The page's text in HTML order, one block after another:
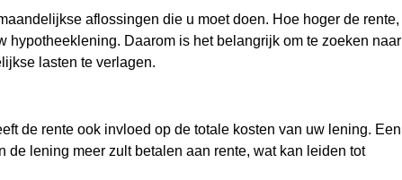
aflossingen die u moet doen. Hoe hoger de rente,
hypotheeklening. Daarom is het belangrijk om te zoeken naar
lasten te verlagen.
de rente ook invloed op de totale kosten van uw lening. Een
de lening meer zult betalen aan rente, wat kan leiden tot